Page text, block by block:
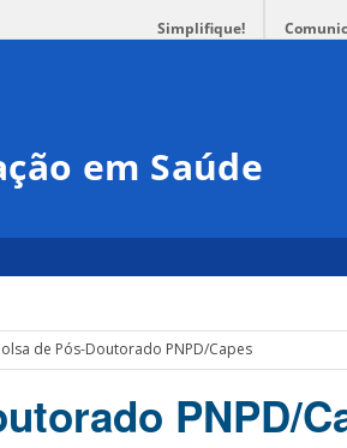
Simplifique!
em Saúde
de Pós-Doutorado PNPD/Capes
PNPD/